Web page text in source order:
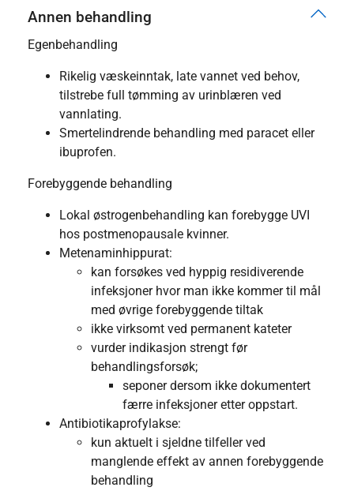
Annen behandling
Egenbehandling
Rikelig væskeinntak, late vannet ved behov,
tilstrebe full tømming av urinblæren ved
vannlating.
Smertelindrende behandling med paracet eller
ibuprofen.
Forebyggende behandling
Lokal østrogenbehandling kan forebygge UVI
hos postmenopausale kvinner.
Metenaminhippurat:
kan forsøkes ved hyppig residiverende
infeksjoner hvor man ikke kommer til mål
med øvrige forebyggende tiltak
ikke virksomt ved permanent kateter
vurder indikasjon strengt før
behandlingsforsøk;
seponer dersom ikke dokumentert
færre infeksjoner etter oppstart.
Antibiotikaprofylakse:
kun aktuelt i sjeldne tilfeller ved
manglende effekt av annen forebyggende
behandling